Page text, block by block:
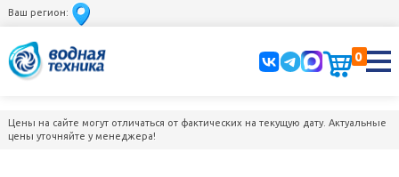
Ваш регион:
0
Цены на сайте могут отличаться от фактических на текущую дату. Актуальные
цены уточняйте у менеджера!